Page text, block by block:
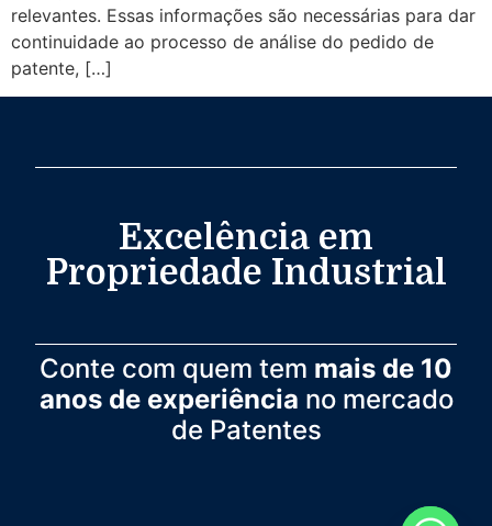
relevantes. Essas informações são necessárias para dar
continuidade ao processo de análise do pedido de
patente, […]
Excelência em
Propriedade Industrial
Conte com quem tem mais de 10
anos de experiência no mercado
de Patentes